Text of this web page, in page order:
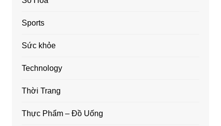
Sports
Sức khỏe
Technology
Thời Trang
Thực Phẩm – Đồ Uống